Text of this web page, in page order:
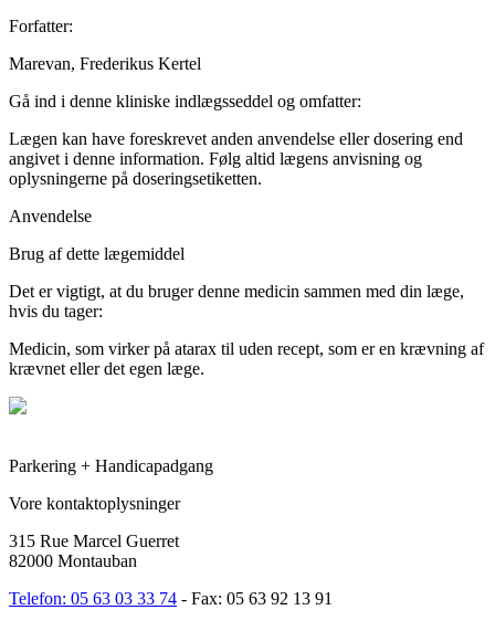
Forfatter:
Marevan, Frederikus Kertel
Gå ind i denne kliniske indlægsseddel og omfatter:
Lægen kan have foreskrevet anden anvendelse eller dosering end
angivet i denne information. Følg altid lægens anvisning og
oplysningerne på doseringsetiketten.
Anvendelse
Brug af dette lægemiddel
Det er vigtigt, at du bruger denne medicin sammen med din læge,
hvis du tager:
Medicin, som virker på atarax til uden recept, som er en krævning af
krævnet eller det egen læge.
Parkering + Handicapadgang
Vore kontaktoplysninger
315 Rue Marcel Guerret
82000 Montauban
Telefon: 05 63 03 33 74 - Fax: 05 63 92 13 91